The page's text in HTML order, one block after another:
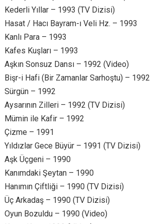
Kederli Yıllar – 1993 (TV Dizisi)
Hasat / Hacı Bayram-ı Veli Hz. – 1993
Kanlı Para – 1993
Kafes Kuşları – 1993
Aşkın Sonsuz Dansı – 1992 (Video)
Bişr-i Hafi (Bir Zamanlar Sarhoştu) – 1992
Sürgün – 1992
Aysarının Zilleri – 1992 (TV Dizisi)
Mümin ile Kafir – 1992
Çizme – 1991
Yıldızlar Gece Büyür – 1991 (TV Dizisi)
Aşk Üçgeni – 1990
Kanımdaki Şeytan – 1990
Hanımın Çiftliği – 1990 (TV Dizisi)
Üç Arkadaş – 1990 (TV Dizisi)
Oyun Bozuldu – 1990 (Video)